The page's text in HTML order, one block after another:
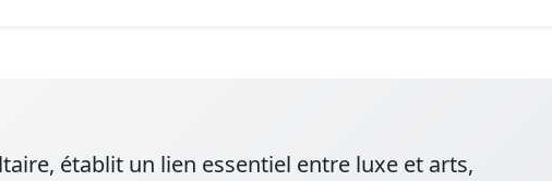
établit un lien essentiel entre luxe et arts,